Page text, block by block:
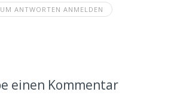
ANTWORTEN ANMELDEN
einen Kommentar